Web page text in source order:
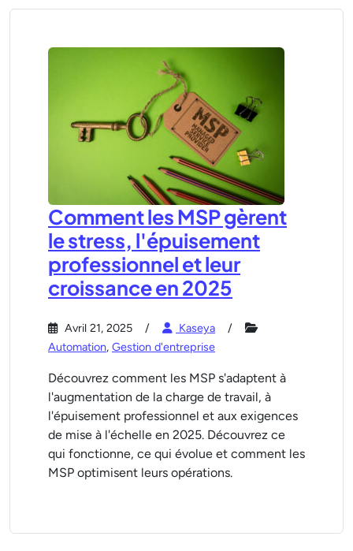
Comment les MSP gèrent
le stress, l'épuisement
professionnel et leur
croissance en 2025
Avril 21, 2025
Kaseya
Automation, Gestion d'entreprise
Découvrez comment les MSP s'adaptent à
l'augmentation de la charge de travail, à
l'épuisement professionnel et aux exigences
de mise à l'échelle en 2025. Découvrez ce
qui fonctionne, ce qui évolue et comment les
MSP optimisent leurs opérations.